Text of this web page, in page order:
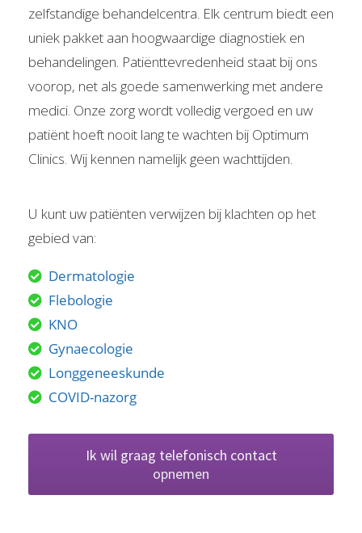
zelfstandige behandelcentra. Elk centrum biedt een
uniek pakket aan hoogwaardige diagnostiek en
behandelingen. Patiënttevredenheid staat bij ons
voorop, net als goede samenwerking met andere
medici. Onze zorg wordt volledig vergoed en uw
patiënt hoeft nooit lang te wachten bij Optimum
Clinics. Wij kennen namelijk geen wachttijden.
U kunt uw patiënten verwijzen bij klachten op het
gebied van:
Dermatologie
Flebologie
KNO
Gynaecologie
Longgeneeskunde
COVID-nazorg
Ik wil graag telefonisch contact
opnemen